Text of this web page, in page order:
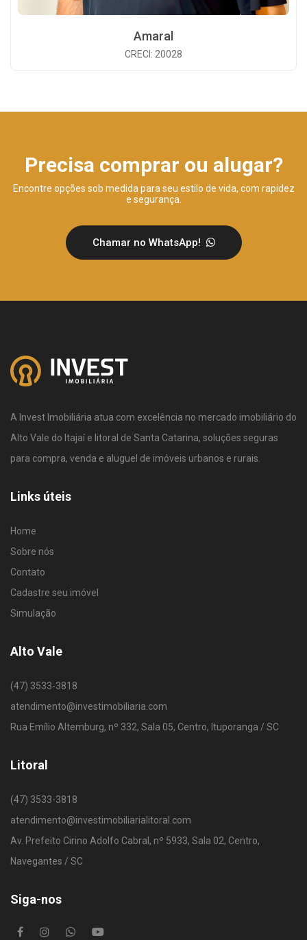
Amaral
CRECI: 20028
Precisa comprar ou alugar?
Encontre opções sob medida para seu estilo de vida, com rapidez
e segurança.
Chamar no WhatsApp!
A Invest Imobiliária atua com excelência no mercado imobiliário do
Alto Vale do Itajaí e litoral de Santa Catarina, soluções seguras
para compra, venda e aluguel de imóveis urbanos e rurais.
Links úteis
Home
Sobre nós
Contato
Cadastre seu imóvel
Simulação
Alto Vale
(47) 3533-3818
atendimento@investimobiliaria.com
Rua Emílio Altemburg, nº 332, Sala 05, Centro, Ituporanga / SC
Litoral
(47) 3533-3818
atendimento@investimobiliarialitoral.com
Av. Prefeito Cirino Adolfo Cabral, nº 5933, Sala 02, Centro,
Navegantes / SC
Siga-nos